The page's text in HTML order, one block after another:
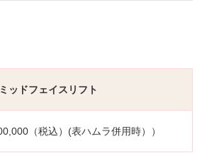
ミッドフェイスリフト
（税込）(表ハムラ併用時））